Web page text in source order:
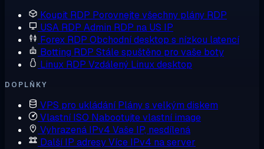
Koupit RDP Porovnejte všechny plány RDP
USA RDP Admin RDP na US IP
Forex RDP Obchodní desktop s nízkou latencí
Botting RDP Stále spuštěno pro vaše boty
Linux RDP Vzdálený Linux desktop
DOPLŇKY
VPS pro ukládání Plány s velkým diskem
Vlastní ISO Nabootujte vlastní image
Vyhrazená IPv4 Vaše IP, nesdílená
Další IP adresyVíce IPv4 na server